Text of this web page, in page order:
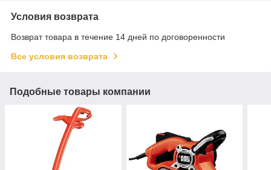
Условия возврата
Возврат товара в течение 14 дней по договоренности
Все условия возврата
Подобные товары компании